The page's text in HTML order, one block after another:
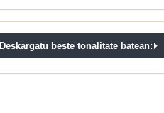
Deskargatu beste tonalitate batean: